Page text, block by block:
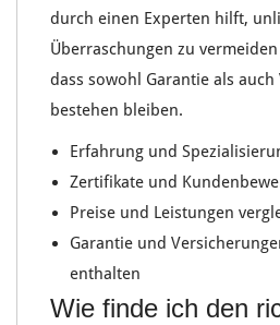
durch einen Experten hilft,
Überraschungen zu
dass sowohl Garantie als auch
bestehen bleiben.
Erfahrung und
Zertifikate und
Preise und Leistungen
Garantie und
enthalten
Wie finde ich den